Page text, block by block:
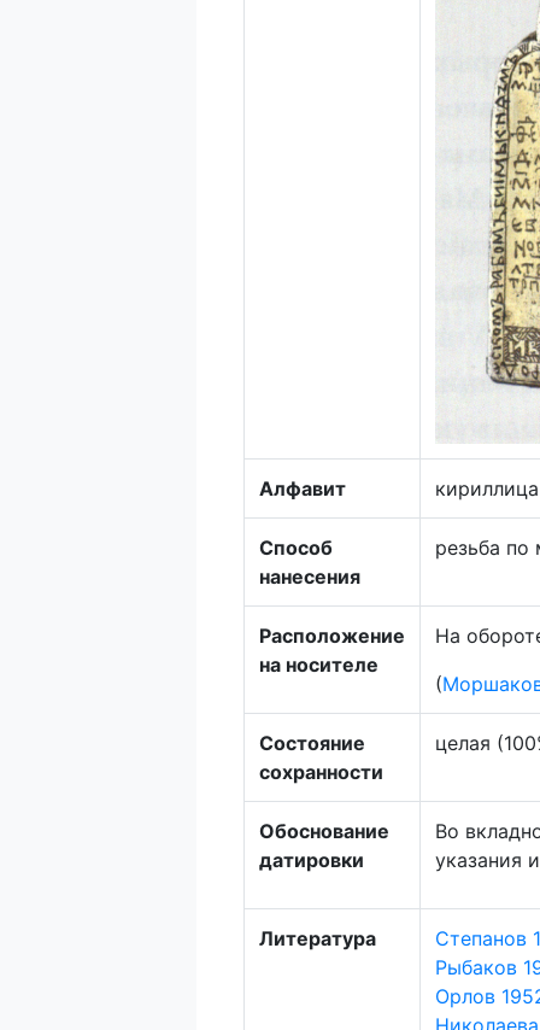
Алфавит кириллица
Способ
нанесения
резьба по
Расположение
на носителе
На
(
Состояние
сохранности
целая
Обоснование
датировки
Во
указания
Литература
Степанов
Рыбаков
Орлов